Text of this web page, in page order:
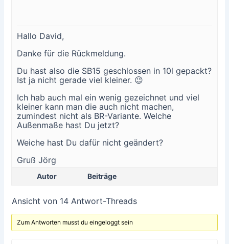
Hallo David,
Danke für die Rückmeldung.
Du hast also die SB15 geschlossen in 10l gepackt?
Ist ja nicht gerade viel kleiner. 😉
Ich hab auch mal ein wenig gezeichnet und viel
kleiner kann man die auch nicht machen,
zumindest nicht als BR-Variante. Welche
Außenmaße hast Du jetzt?
Weiche hast Du dafür nicht geändert?
Gruß Jörg
Autor Beiträge
Ansicht von 14 Antwort-Threads
Zum Antworten musst du eingeloggt sein